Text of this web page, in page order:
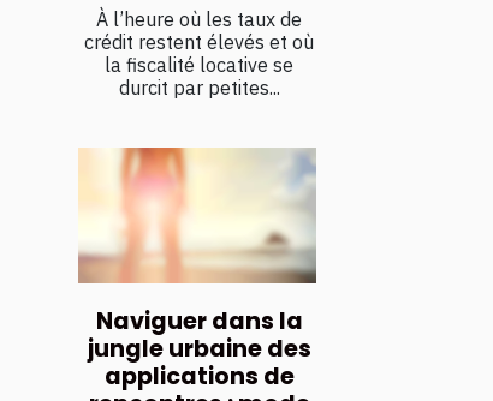
À l’heure où les taux de
crédit restent élevés et où
la fiscalité locative se
durcit par petites...
Naviguer dans la
jungle urbaine des
applications de